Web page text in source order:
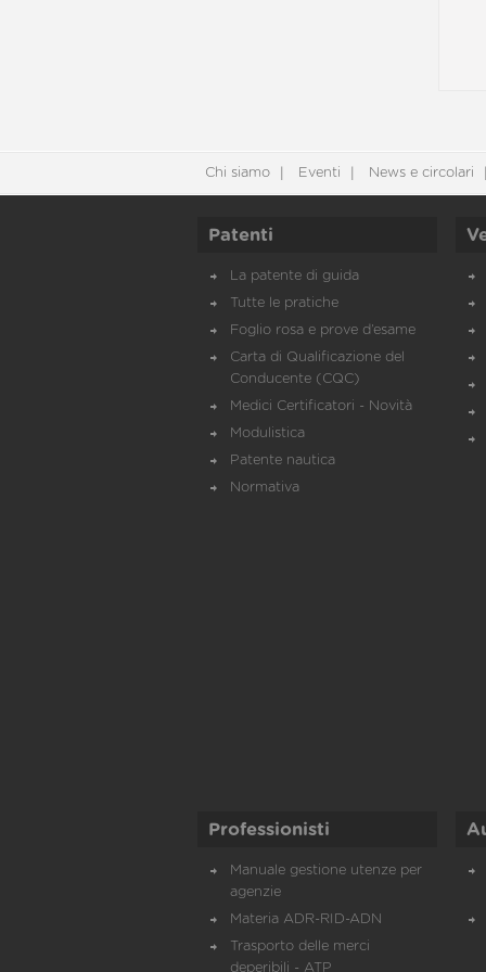
Chi siamo Eventi News e circolari
Patenti
La patente di guida
Tutte le pratiche
Foglio rosa e prove d’esame
Carta di Qualificazione del
Conducente (CQC)
Medici Certificatori - Novità
Modulistica
Patente nautica
Normativa
Professionisti
Manuale gestione utenze per
agenzie
Materia ADR-RID-ADN
Trasporto delle merci
deperibili - ATP